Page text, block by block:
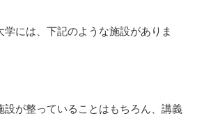
学には、下記のような施設がありま
設が整っていることはもちろん、講義